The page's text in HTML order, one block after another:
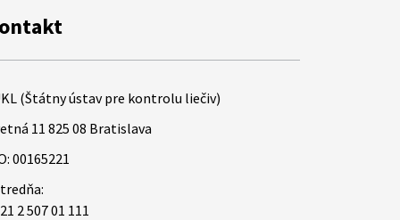
(Štátny ústav pre kontrolu liečiv)
11 825 08 Bratislava
00165221
2 507 01 111